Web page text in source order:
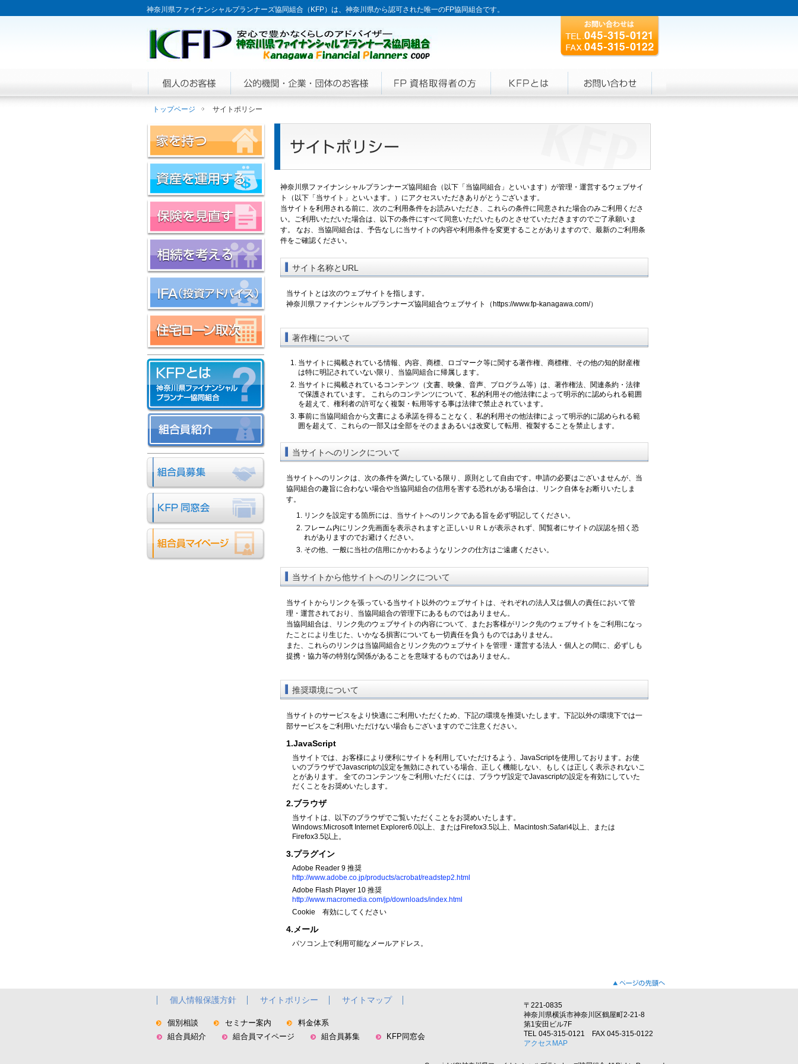
神奈川県ファイナンシャルプランナーズ協同組合（KFP）は、神奈川県から認可された唯一のFP協同組合です。
トップページ サイトポリシー
神奈川県ファイナンシャルプランナーズ協同組合（以下「当協同組合」といいます）が管理・運営するウェブサイ
ト（以下「当サイト」といいます。）にアクセスいただきありがとうございます。
当サイトを利用される前に、次のご利用条件をお読みいただき、これらの条件に同意された場合のみご利用くださ
い。ご利用いただいた場合は、以下の条件にすべて同意いただいたものとさせていただきますのでご了承願いま
す。 なお、当協同組合は、予告なしに当サイトの内容や利用条件を変更することがありますので、最新のご利用条
件をご確認ください。
サイト名称とURL
当サイトとは次のウェブサイトを指します。
神奈川県ファイナンシャルプランナーズ協同組合ウェブサイト（https://www.fp-kanagawa.com/）
著作権について
当サイトに掲載されている情報、内容、商標、ロゴマーク等に関する著作権、商標権、その他の知的財産権
は特に明記されていない限り、当協同組合に帰属します。
当サイトに掲載されているコンテンツ（文書、映像、音声、プログラム等）は、著作権法、関連条約・法律
で保護されています。 これらのコンテンツについて、私的利用その他法律によって明示的に認められる範囲
を超えて、権利者の許可なく複製・転用等する事は法律で禁止されています。
事前に当協同組合から文書による承諾を得ることなく、私的利用その他法律によって明示的に認められる範
囲を超えて、これらの一部又は全部をそのままあるいは改変して転用、複製することを禁止します。
当サイトへのリンクについて
当サイトへのリンクは、次の条件を満たしている限り、原則として自由です。申請の必要はございませんが、当
協同組合の趣旨に合わない場合や当協同組合の信用を害する恐れがある場合は、リンク自体をお断りいたしま
す。
リンクを設定する箇所には、当サイトへのリンクである旨を必ず明記してください。
フレーム内にリンク先画面を表示されますと正しいＵＲＬが表示されず、閲覧者にサイトの誤認を招く恐
れがありますのでお避けください。
その他、一般に当社の信用にかかわるようなリンクの仕方はご遠慮ください。
当サイトから他サイトへのリンクについて
当サイトからリンクを張っている当サイト以外のウェブサイトは、それぞれの法人又は個人の責任において管
理・運営されており、当協同組合の管理下にあるものではありません。
当協同組合は、リンク先のウェブサイトの内容について、またお客様がリンク先のウェブサイトをご利用になっ
たことにより生じた、いかなる損害についても一切責任を負うものではありません。
また、これらのリンクは当協同組合とリンク先のウェブサイトを管理・運営する法人・個人との間に、必ずしも
提携・協力等の特別な関係があることを意味するものではありません。
推奨環境について
当サイトのサービスをより快適にご利用いただくため、下記の環境を推奨いたします。下記以外の環境下では一
部サービスをご利用いただけない場合もございますのでご注意ください。
1.JavaScript
当サイトでは、お客様により便利にサイトを利用していただけるよう、JavaScriptを使用しております。お使
いのブラウザでJavascriptの設定を無効にされている場合、正しく機能しない、もしくは正しく表示されないこ
とがあります。 全てのコンテンツをご利用いただくには、ブラウザ設定でJavascriptの設定を有効にしていた
だくことをお奨めいたします。
2.ブラウザ
当サイトは、以下のブラウザでご覧いただくことをお奨めいたします。
Windows:Microsoft Internet Explorer6.0以上、またはFirefox3.5以上、Macintosh:Safari4以上、または
Firefox3.5以上。
3.プラグイン
Adobe Reader 9 推奨
http://www.adobe.co.jp/products/acrobat/readstep2.html
Adobe Flash Player 10 推奨
http://www.macromedia.com/jp/downloads/index.html
Cookie 有効にしてください
4.メール
パソコン上で利用可能なメールアドレス。
個人情報保護方針 サイトポリシー サイトマップ
個別相談 セミナー案内
料金体系
組合員紹介
組合員マイページ 組合員募集 KFP同窓会
〒221-0835
神奈川県横浜市神奈川区鶴屋町2-21-8
第1安田ビル7F
TEL 045-315-0121 FAX 045-315-0122
アクセスMAP